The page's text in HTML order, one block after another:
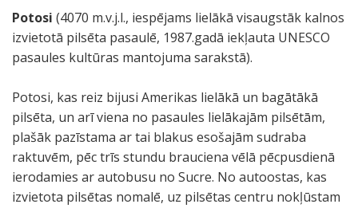
Potosi (4070 m.v.j.l., iespējams lielākā visaugstāk kalnos
izvietotā pilsēta pasaulē, 1987.gadā iekļauta UNESCO
pasaules kultūras mantojuma sarakstā).
Potosi, kas reiz bijusi Amerikas lielākā un bagātākā
pilsēta, un arī viena no pasaules lielākajām pilsētām,
plašāk pazīstama ar tai blakus esošajām sudraba
raktuvēm, pēc trīs stundu brauciena vēlā pēcpusdienā
ierodamies ar autobusu no Sucre. No autoostas, kas
izvietota pilsētas nomalē, uz pilsētas centru nokļūstam